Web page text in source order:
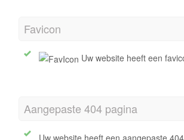
Favicon
Uw website heeft een
Aangepaste 404 pagina